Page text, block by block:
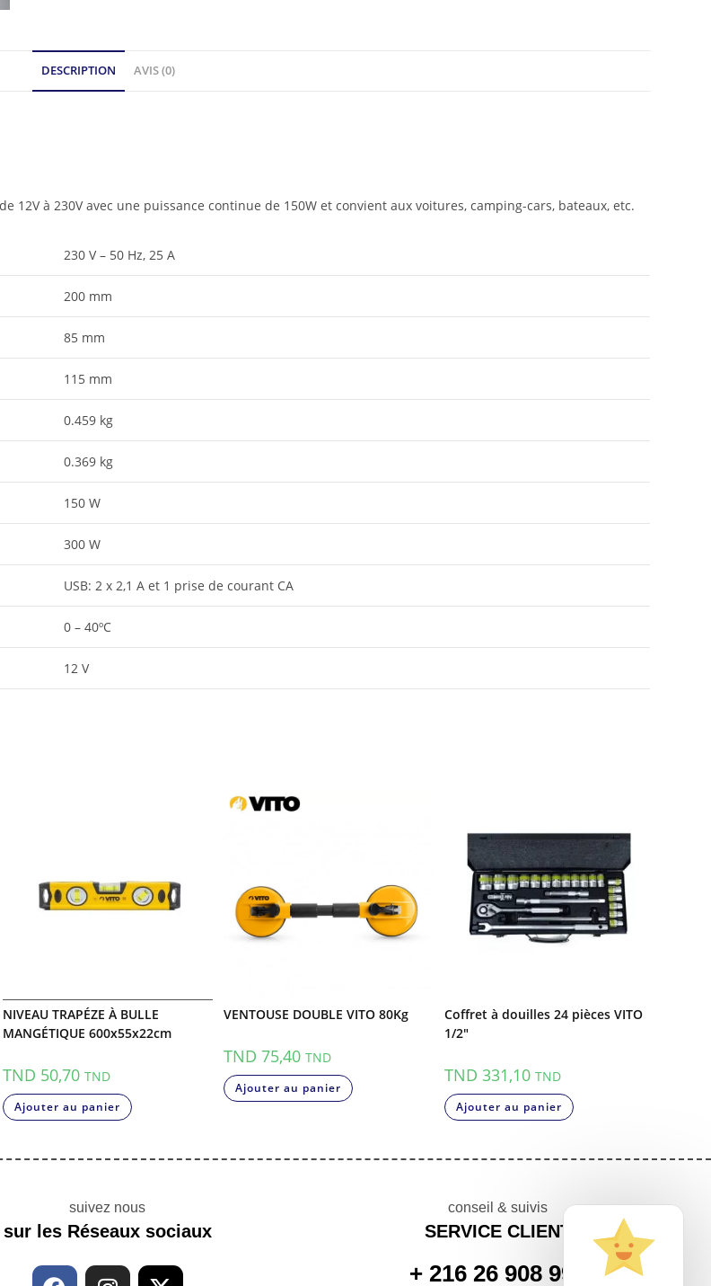
DESCRIPTION AVIS (0)
12V à 230V avec une puissance continue de 150W et convient aux voitures, camping-cars, bateaux, etc.
230 V – 50 Hz, 25 A
200 mm
85 mm
115 mm
0.459 kg
0.369 kg
150 W
300 W
USB: 2 x 2,1 A et 1 prise de courant CA
0 – 40ºC
12 V
NIVEAU TRAPÉZE À BULLE
MANGÉTIQUE 600x55x22cm
TND 50,70 TND
Ajouter au panier
VENTOUSE DOUBLE VITO 80Kg
TND 75,40 TND
Ajouter au panier
Coffret à douilles 24 pièces VITO
1/2″
TND 331,10 TND
Ajouter au panier
suivez nous
sur les Réseaux sociaux
conseil & suivis
SERVICE CLIENT
+ 216 26 908 999